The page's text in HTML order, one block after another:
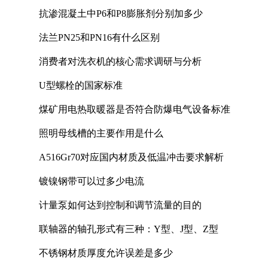
抗渗混凝土中P6和P8膨胀剂分别加多少
法兰PN25和PN16有什么区别
消费者对洗衣机的核心需求调研与分析
U型螺栓的国家标准
煤矿用电热取暖器是否符合防爆电气设备标准
照明母线槽的主要作用是什么
A516Gr70对应国内材质及低温冲击要求解析
镀镍钢带可以过多少电流
计量泵如何达到控制和调节流量的目的
联轴器的轴孔形式有三种：Y型、J型、Z型
不锈钢材质厚度允许误差是多少